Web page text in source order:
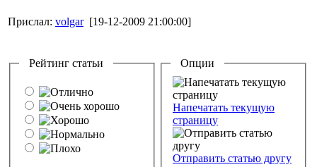
Прислал: volgar [19-12-2009 21:00:00]
Рейтинг статьи Опции
Напечатать текущую
страницу
Отправить статью другу